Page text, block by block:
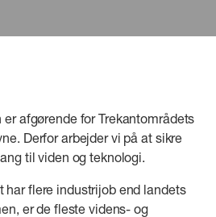
afgørende for Trekantområdets
Derfor arbejder vi på at sikre
til viden og teknologi.
har flere industrijob end landets
er de fleste videns- og